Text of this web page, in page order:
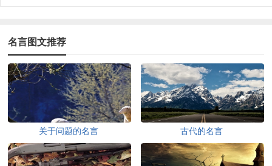
名言图文推荐
关于问题的名言 古代的名言